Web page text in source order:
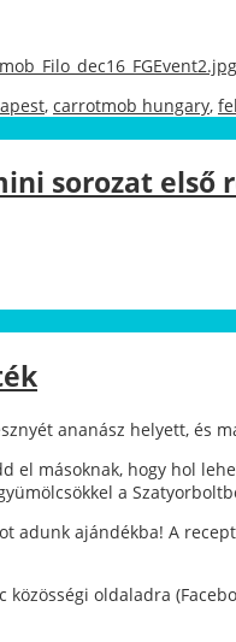
, carrotmob hungary,
sorozat első
ananász helyett,
el másoknak, hogy hol
a
adunk ajándékba! A
oldaladra